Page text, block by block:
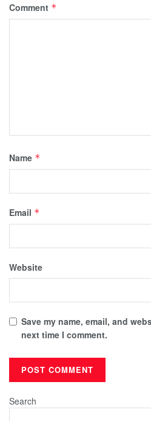
Comment *
Name *
Email *
Website
Save my name, email, and
next time I comment.
Search